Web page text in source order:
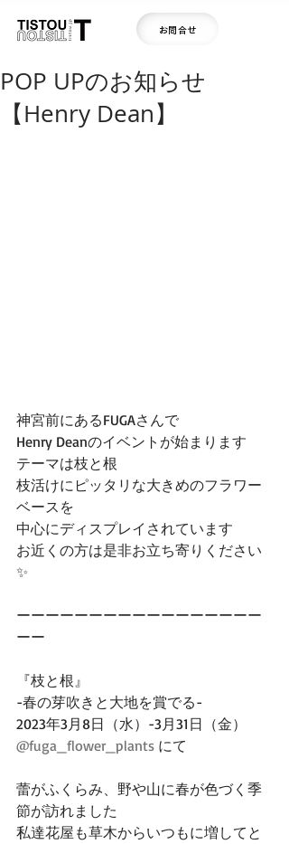
お問合せ
POP UPのお知らせ
【Henry Dean】
神宮前にあるFUGAさんで
Henry Deanのイベントが始まります
テーマは枝と根
枝活けにピッタリな大きめのフラワー
ベースを
中心にディスプレイされています
お近くの方は是非お立ち寄りください
✨
ーーーーーーーーーーーーーーーーー
ーー
『枝と根』
-春の芽吹きと大地を賞でる-
2023年3月8日（水）-3月31日（金）
@fuga_flower_plants にて
蕾がふくらみ、野や山に春が色づく季
節が訪れました
私達花屋も草木からいつもに増してと